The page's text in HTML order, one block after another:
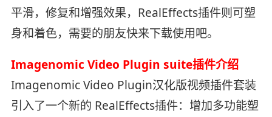
平滑，修复和增强效果，RealEffects插件则可塑
身和着色，需要的朋友快来下载使用吧。
Imagenomic Video Plugin suite插件介绍
Imagenomic Video Plugin汉化版视频插件套装
引入了一个新的 RealEffects插件：增加多功能塑